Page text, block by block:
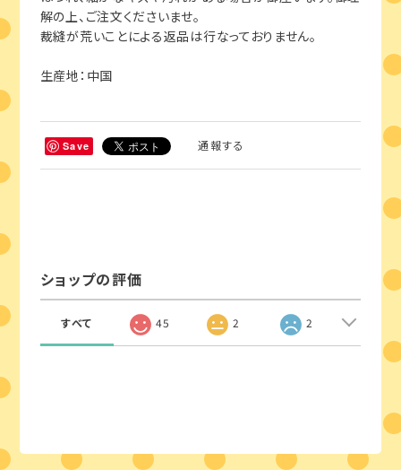
解の上、ご注文くださいませ。
裁縫が荒いことによる返品は行なっておりません。
生産地：中国
Save 通報する
ショップの評価
すべて 45 2 2